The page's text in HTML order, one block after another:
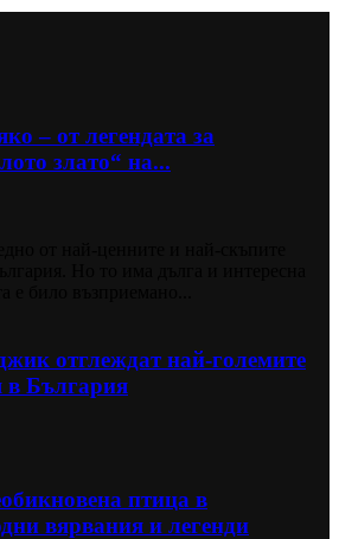
– от легендата за
злато“ на...
отглеждат най-големите
в България
птица в
вярвания и легенди